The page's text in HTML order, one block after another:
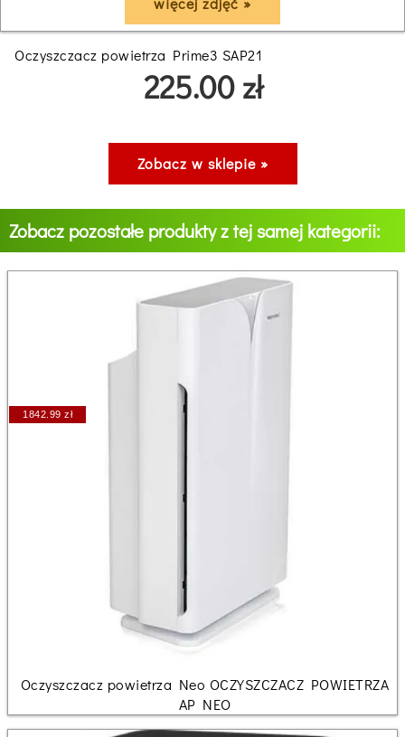
Oczyszczacz powietrza Prime3 SAP21
225.00 zł
Zobacz w sklepie »
Zobacz pozostałe produkty z tej samej kategorii:
1842.99 zł
Oczyszczacz powietrza Neo OCZYSZCZACZ POWIETRZA
AP NEO